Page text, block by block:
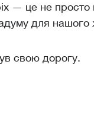
— це не просто
для нашого
свою дорогу.